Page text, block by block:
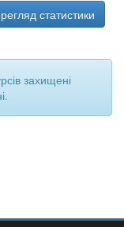
статистики
захищені